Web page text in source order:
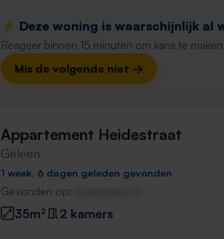
⚡️ Deze woning is waarschijnlijk al
Reageer binnen 15 minuten om kans te
Mis de volgende niet →
Appartement Heidestraat
Geleen
1 week, 6 dagen geleden gevonden
Gevonden op:
35m² 2 kamers